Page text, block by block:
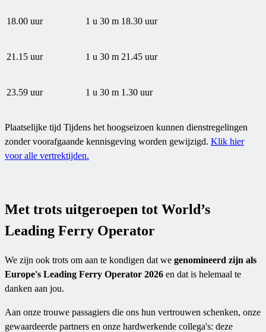
18.00 uur 1 u 30 m 18.30 uur
21.15 uur 1 u 30 m 21.45 uur
23.59 uur 1 u 30 m 1.30 uur
Plaatselijke tijd Tijdens het hoogseizoen kunnen dienstregelingen
zonder voorafgaande kennisgeving worden gewijzigd. Klik hier
voor alle vertrektijden.
Met trots uitgeroepen tot World’s
Leading Ferry Operator
We zijn ook trots om aan te kondigen dat we genomineerd zijn als
Europe's Leading Ferry Operator 2026 en dat is helemaal te
danken aan jou.
Aan onze trouwe passagiers die ons hun vertrouwen schenken, onze
gewaardeerde partners en onze hardwerkende collega's: deze